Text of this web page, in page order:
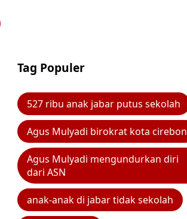
Tag Populer
527 ribu anak jabar putus sekolah
Agus Mulyadi birokrat kota cirebon
Agus Mulyadi mengundurkan diri
dari ASN
anak-anak di jabar tidak sekolah